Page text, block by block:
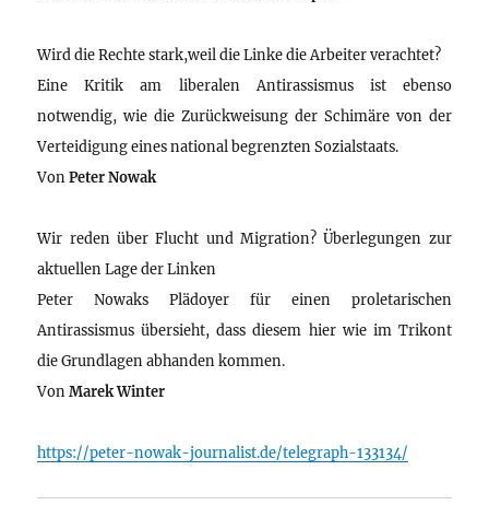
Wird die Rechte stark,weil die Linke die Arbeiter verachtet?
Eine Kritik am liberalen Antirassismus ist ebenso
notwendig, wie die Zurückweisung der Schimäre von der
Verteidigung eines national begrenzten Sozialstaats.
VonPeter Nowak
Wir reden über Flucht und Migration? Überlegungen zur
aktuellen Lage der Linken
Peter Nowaks Plädoyer für einen proletarischen
Antirassismus übersieht, dass diesem hier wie im Trikont
die Grundlagen abhanden kommen.
VonMarek Winter
https://peter-nowak-journalist.de/telegraph-133134/